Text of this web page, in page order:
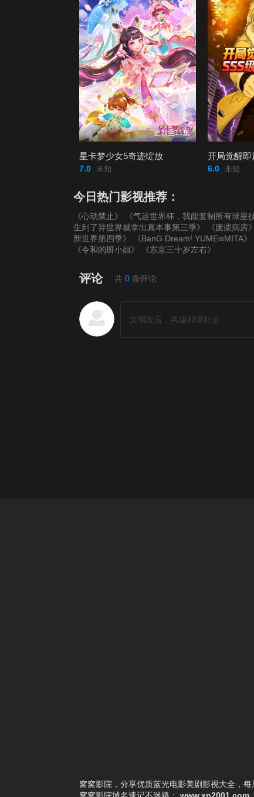
更新至11集
星卡梦少女5奇迹绽放
7.0 未知 6.0 未知
今日热门影视推荐：
《心动禁止》 《气运世界杯，我能复制所有球星
生到了异世界就拿出真本事第三季》
《废柴病房》
新世界第四季》
《BanG Dream! YUME∞MITA》
《令和的斑小姐》
《东京三十岁左右》
评论 共 0条评论
窝窝影院，分享优质蓝光电影美剧影视大全，